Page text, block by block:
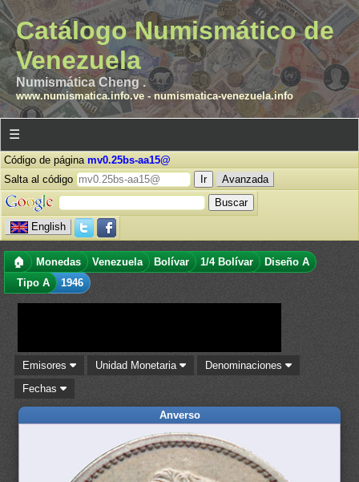
Catálogo Numismático de
Venezuela
Numismática Cheng .
www.numismatica.info.ve- numismatica-venezuela.info
☰
Código de página mv0.25bs-aa15@
Salta al código
Avanzada
English
🏠 Monedas Venezuela Bolívar 1/4 Bolívar
Diseño A
Tipo A
1946
Emisores Unidad Monetaria
Denominaciones
Fechas
Anverso